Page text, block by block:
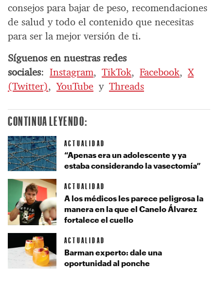
consejos para bajar de peso, recomendaciones
de salud y todo el contenido que necesitas
para ser la mejor versión de ti.
Síguenos en nuestras redes
sociales: Instagram, TikTok, Facebook,X
(Twitter),YouTube y Threads
CONTINUA LEYENDO:
ACTUALIDAD
“Apenas era un adolescente y ya
estaba considerando la vasectomía”
ACTUALIDAD
A los médicos les parece peligrosa la
manera en la que el Canelo Álvarez
fortalece el cuello
ACTUALIDAD
Barman experto: dale una
oportunidad al ponche